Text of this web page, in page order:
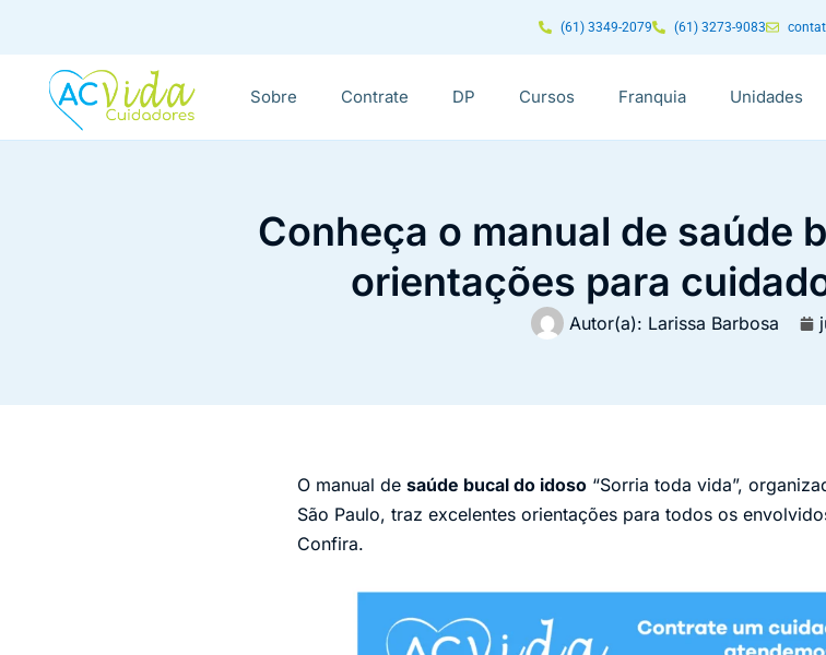
(61) 3349-2079 (61) 3273-9083
Sobre Contrate DP Cursos Franquia Unidades
Conheça o manual de saúde
orientações para
Autor(a): Larissa Barbosa
O manual de saúde bucal do idoso “Sorria toda vida”,
São Paulo, traz excelentes orientações para todos os
Confira.